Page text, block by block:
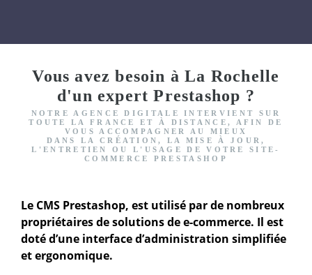
Vous avez besoin à La Rochelle
d'un expert Prestashop ?
NOTRE AGENCE DIGITALE INTERVIENT SUR
TOUTE LA FRANCE ET À DISTANCE, AFIN DE
VOUS ACCOMPAGNER AU MIEUX
DANS LA CRÉATION, LA MISE À JOUR,
L'ENTRETIEN OU L'USAGE DE VOTRE SITE-
COMMERCE PRESTASHOP
Le CMS Prestashop, est utilisé par de nombreux
propriétaires de solutions de e-commerce. Il est
doté d’une interface d’administration simplifiée
et ergonomique.